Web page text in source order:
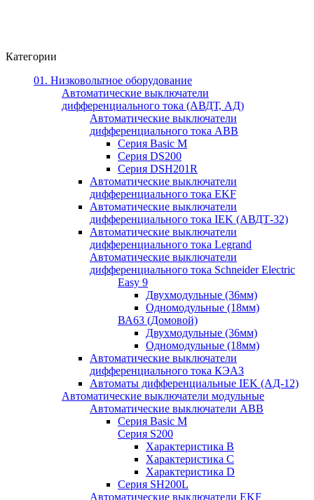
Категории
01. Низковольтное оборудование
Автоматические выключатели
дифференциального тока (АВДТ, АД)
Автоматические выключатели
дифференциального тока ABB
Серия Basic M
Серия DS200
Серия DSH201R
Автоматические выключатели
дифференциального тока EKF
Автоматические выключатели
дифференциального тока IEK (АВДТ-32)
Автоматические выключатели
дифференциального тока Legrand
Автоматические выключатели
дифференциального тока Schneider Electric
Easy 9
Двухмодульные (36мм)
Одномодульные (18мм)
ВА63 (Домовой)
Двухмодульные (36мм)
Одномодульные (18мм)
Автоматические выключатели
дифференциального тока КЭАЗ
Автоматы дифференциальные IEK (АД-12)
Автоматические выключатели модульные
Автоматические выключатели ABB
Серия Basic M
Серия S200
Характеристика B
Характеристика C
Характеристика D
Серия SH200L
Автоматические выключатели EKF